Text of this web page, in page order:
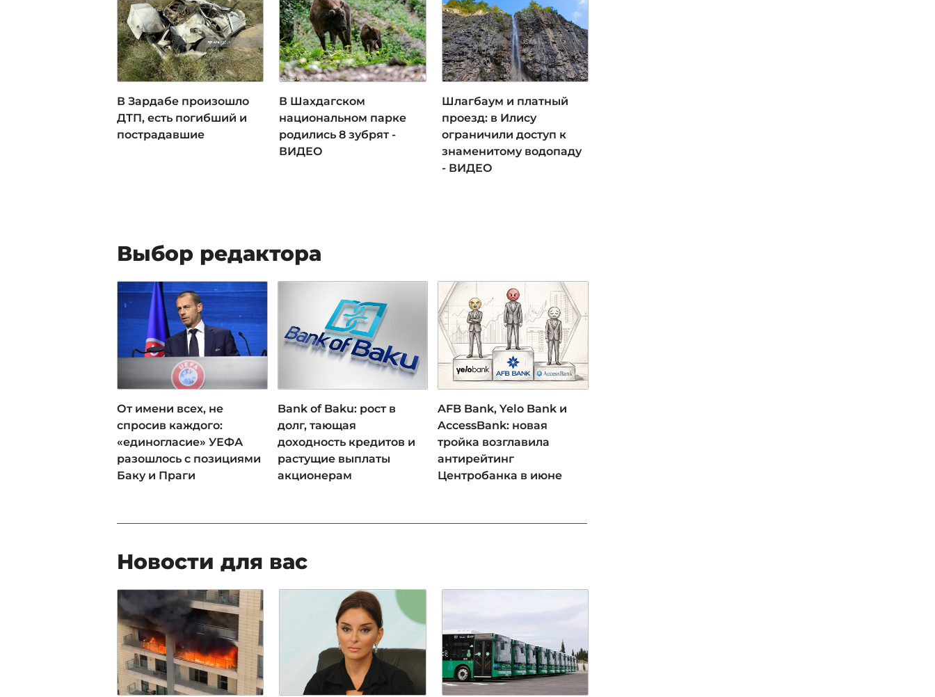
В Зардабе произошло
ДТП, есть погибший и
пострадавшие
В Шахдагском
национальном парке
родились 8 зубрят -
ВИДЕО
Шлагбаум и платный
проезд: в Илису
ограничили доступ к
знаменитому водопаду
- ВИДЕО
Выбор редактора
От имени всех, не
спросив каждого:
«единогласие» УЕФА
разошлось с позициями
Баку и Праги
Bank of Baku: рост в
долг, тающая
доходность кредитов и
растущие выплаты
акционерам
AFB Bank, Yelo Bank и
AccessBank: новая
тройка возглавила
антирейтинг
Центробанка в июне
Новости для вас